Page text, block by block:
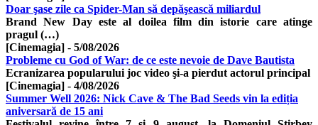
Doar şase zile ca Spider-Man să depăşească miliardul
Brand New Day este al doilea film din istorie care atinge
pragul (…)
[Cinemagia] - 5/08/2026
Probleme cu God of War: de ce este nevoie de Dave Bautista
Ecranizarea popularului joc video şi-a pierdut actorul principal
[Cinemagia] - 4/08/2026
Summer Well 2026: Nick Cave & The Bad Seeds vin la ediția
aniversară de 15 ani